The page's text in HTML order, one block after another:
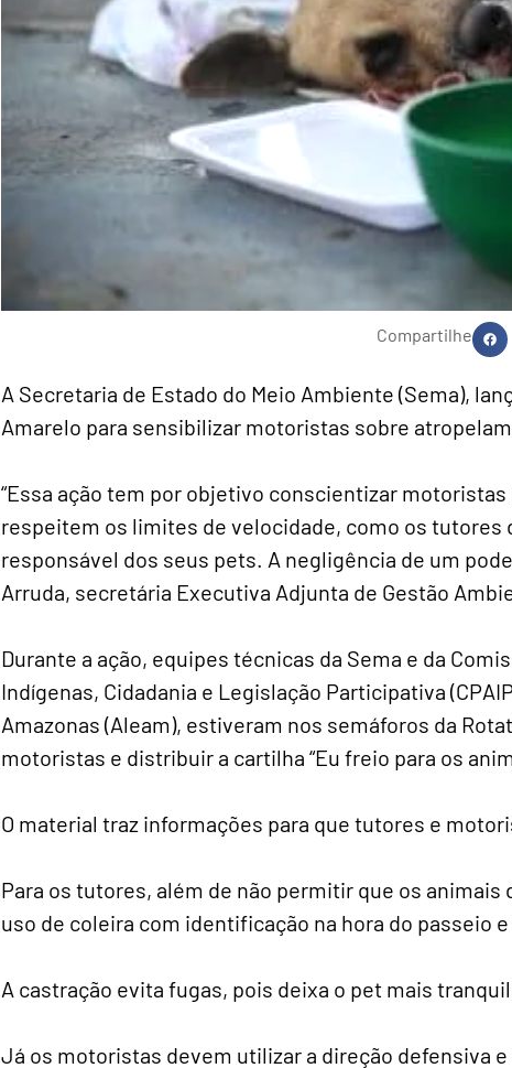
Compartilhe
A Secretaria de Estado do Meio Ambiente (Sema),
Amarelo para sensibilizar motoristas sobre
“Essa ação tem por objetivo conscientizar
respeitem os limites de velocidade, como os tutores
responsável dos seus pets. A negligência de um
Arruda, secretária Executiva Adjunta de Gestão
Durante a ação, equipes técnicas da Sema e da
Indígenas, Cidadania e Legislação Participativa
Amazonas (Aleam), estiveram nos semáforos da
motoristas e distribuir a cartilha “Eu freio para os
O material traz informações para que tutores e
Para os tutores, além de não permitir que os animais
uso de coleira com identificação na hora do passeio
A castração evita fugas, pois deixa o pet mais
Já os motoristas devem utilizar a direção defensiva